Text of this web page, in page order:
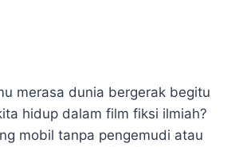
merasa dunia bergerak begitu
hidup dalam film fiksi ilmiah?
mobil tanpa pengemudi atau